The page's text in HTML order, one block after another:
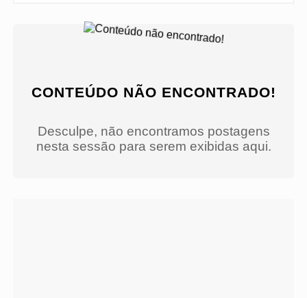
CONTEÚDO NÃO ENCONTRADO!
Desculpe, não encontramos postagens
nesta sessão para serem exibidas aqui.